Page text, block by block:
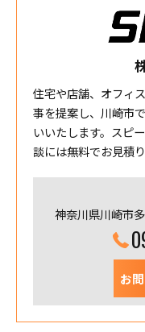
住宅や店舗、オフィ
事を提案し、川崎市
いいたします。スピ
談には無料でお見積
神奈川県川崎市
お